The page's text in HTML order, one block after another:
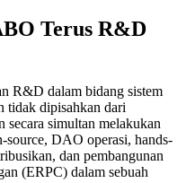
Terus R&D
R&D dalam bidang sistem
tidak dipisahkan dari
secara simultan melakukan
source, DAO operasi, hands-
dan pembangunan
(ERPC) dalam sebuah